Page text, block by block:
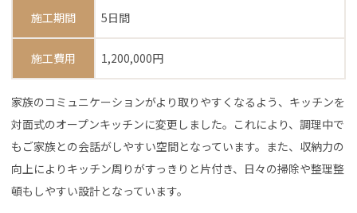
施工期間 5日間
施工費用 1,200,000円
家族のコミュニケーションがより取りやすくなるよう、キッチンを
対面式のオープンキッチンに変更しました。これにより、調理中で
もご家族との会話がしやすい空間となっています。また、収納力の
向上によりキッチン周りがすっきりと片付き、日々の掃除や整理整
頓もしやすい設計となっています。